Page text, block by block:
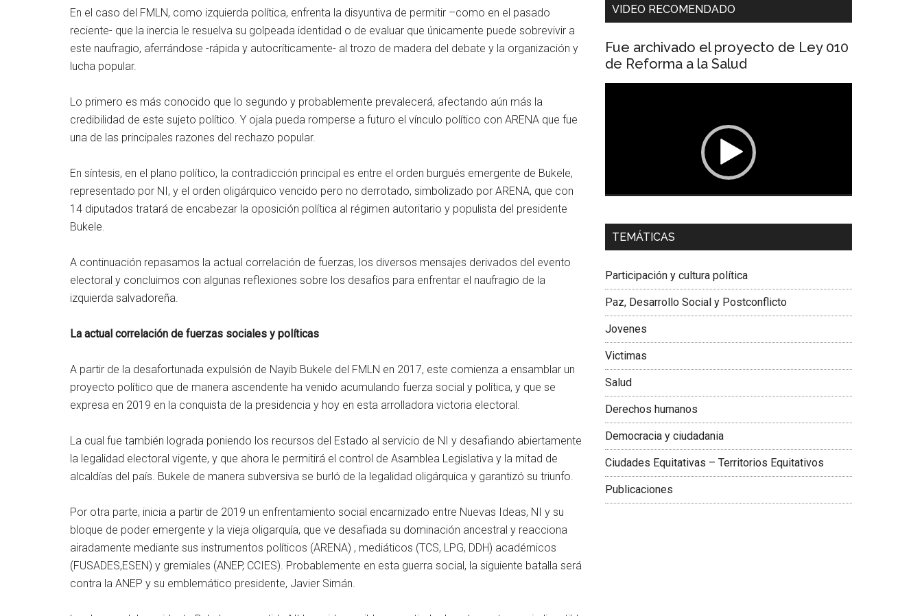
En el caso del FMLN, como izquierda política, enfrenta la disyuntiva de permitir –como en el pasado
reciente- que la inercia le resuelva su golpeada identidad o de evaluar que únicamente puede sobrevivir a
este naufragio, aferrándose -rápida y autocríticamente- al trozo de madera del debate y la organización y
lucha popular.
Lo primero es más conocido que lo segundo y probablemente prevalecerá, afectando aún más la
credibilidad de este sujeto político. Y ojala pueda romperse a futuro el vínculo político con ARENA que fue
una de las principales razones del rechazo popular.
En síntesis, en el plano político, la contradicción principal es entre el orden burgués emergente de Bukele,
representado por NI, y el orden oligárquico vencido pero no derrotado, simbolizado por ARENA, que con
14 diputados tratará de encabezar la oposición política al régimen autoritario y populista del presidente
Bukele.
A continuación repasamos la actual correlación de fuerzas, los diversos mensajes derivados del evento
electoral y concluimos con algunas reflexiones sobre los desafíos para enfrentar el naufragio de la
izquierda salvadoreña.
La actual correlación de fuerzas sociales y políticas
A partir de la desafortunada expulsión de Nayib Bukele del FMLN en 2017, este comienza a ensamblar un
proyecto político que de manera ascendente ha venido acumulando fuerza social y política, y que se
expresa en 2019 en la conquista de la presidencia y hoy en esta arrolladora victoria electoral.
La cual fue también lograda poniendo los recursos del Estado al servicio de NI y desafiando abiertamente
la legalidad electoral vigente, y que ahora le permitirá el control de Asamblea Legislativa y la mitad de
alcaldías del país. Bukele de manera subversiva se burló de la legalidad oligárquica y garantizó su triunfo.
Por otra parte, inicia a partir de 2019 un enfrentamiento social encarnizado entre Nuevas Ideas, NI y su
bloque de poder emergente y la vieja oligarquía, que ve desafiada su dominación ancestral y reacciona
airadamente mediante sus instrumentos políticos (ARENA) , mediáticos (TCS, LPG, DDH) académicos
(FUSADES,ESEN) y gremiales (ANEP, CCIES). Probablemente en esta guerra social, la siguiente batalla será
contra la ANEP y su emblemático presidente, Javier Simán.
VIDEO RECOMENDADO
Fue archivado el proyecto de Ley 010
de Reforma a la Salud
Dra. Carolina Corcho Mejía,
Latinoamericana Sur, Vicepresidenta Federación
TEMÁTICAS
Participación y cultura política
Paz, Desarrollo Social y Postconflicto
Jovenes
Victimas
Salud
Derechos humanos
Democracia y ciudadania
Ciudades Equitativas – Territorios Equitativos
Publicaciones